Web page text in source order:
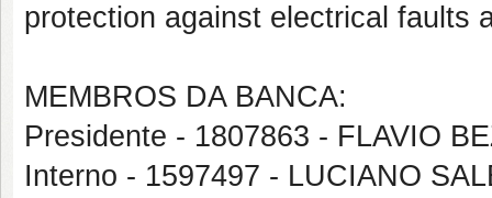
protection against electrical faults
MEMBROS DA BANCA:
Presidente - 1807863 - FLAVIO
Interno - 1597497 - LUCIANO